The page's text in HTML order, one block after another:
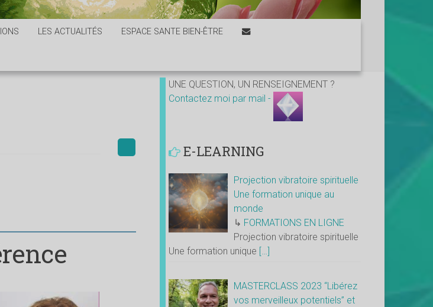
LES ACTUALITÉS ESPACE SANTE BIEN-ÊTRE
UNE QUESTION, UN RENSEIGNEMENT ?
Contactez moi par mail -
E-LEARNING
Projection vibratoire spirituelle
Une formation unique au
monde
↳ FORMATIONS EN LIGNE
Projection vibratoire spirituelle
Une formation unique […]
MASTERCLASS 2023 “Libérez
vos merveilleux potentiels” et